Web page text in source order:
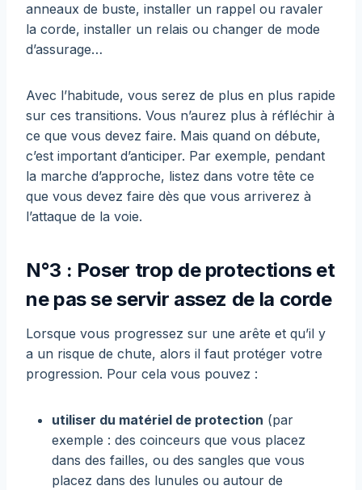
anneaux de buste, installer un rappel ou ravaler
la corde, installer un relais ou changer de mode
d’assurage…
Avec l’habitude, vous serez de plus en plus rapide
sur ces transitions. Vous n’aurez plus à réfléchir à
ce que vous devez faire. Mais quand on débute,
c’est important d’anticiper. Par exemple, pendant
la marche d’approche, listez dans votre tête ce
que vous devez faire dès que vous arriverez à
l’attaque de la voie.
N°3 : Poser trop de protections et
ne pas se servir assez de la corde
Lorsque vous progressez sur une arête et qu’il y
a un risque de chute, alors il faut protéger votre
progression. Pour cela vous pouvez :
utiliser du matériel de protection (par
exemple : des coinceurs que vous placez
dans des failles, ou des sangles que vous
placez dans des lunules ou autour de